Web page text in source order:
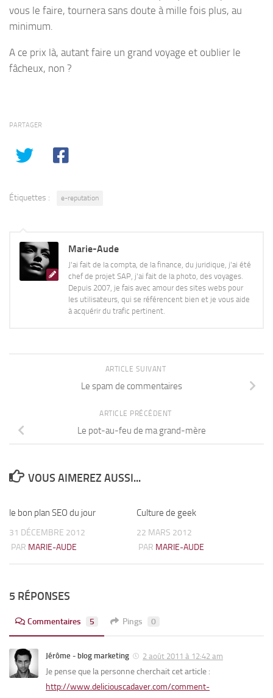
vous le faire, tournera sans doute à mille fois plus, au
minimum.
A ce prix là, autant faire un grand voyage et oublier le
fâcheux, non ?
PARTAGER
Étiquettes : e-reputation
Marie-Aude
J'ai fait de la compta, de la finance, du juridique, j'ai été
chef de projet SAP, j'ai fait de la photo, des voyages.
Depuis 2007, je fais avec amour des sites webs pour
les utilisateurs, qui se référencent bien et je vous aide
à acquérir du trafic pertinent.
ARTICLE SUIVANT
Le spam de commentaires
ARTICLE PRÉCÉDENT
Le pot-au-feu de ma grand-mère
VOUS AIMEREZ AUSSI...
le bon plan SEO du jour
31 DÉCEMBRE 2012
PAR MARIE-AUDE
Culture de geek
22 MARS 2012
PAR MARIE-AUDE
5 RÉPONSES
Commentaires 5 Pings 0
Jérôme - blog marketing 2 août 2011 à 12:42 am
Je pense que la personne cherchait cet article :
http://www.deliciouscadaver.com/comment-